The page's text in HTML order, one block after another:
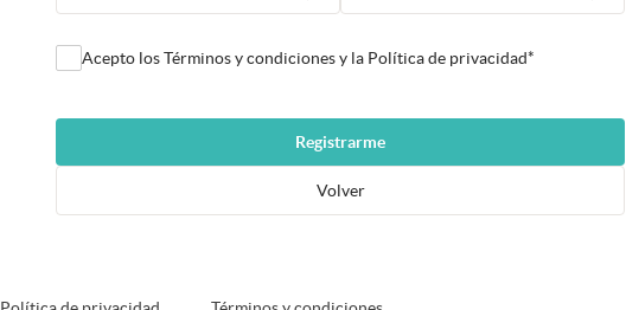
Acepto los Términos y condiciones y la Política de privacidad*
Registrarme
Volver